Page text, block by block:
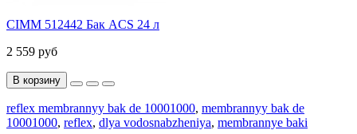
CIMM 512442 Бак AСS 24 л
2 559 руб
В корзину
reflex membrannyy bak de 10001000, membrannyy bak de
10001000, reflex, dlya vodosnabzheniya, membrannye baki